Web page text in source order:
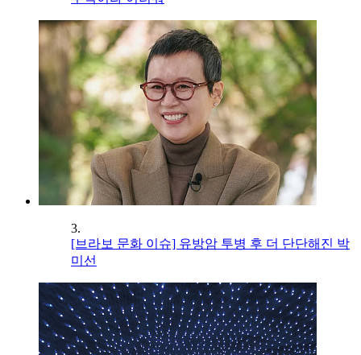
3.
[브라보 문화 이슈] 유방암 투병 후 더 단단해진 박
미선